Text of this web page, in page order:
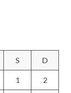
S D
1 2